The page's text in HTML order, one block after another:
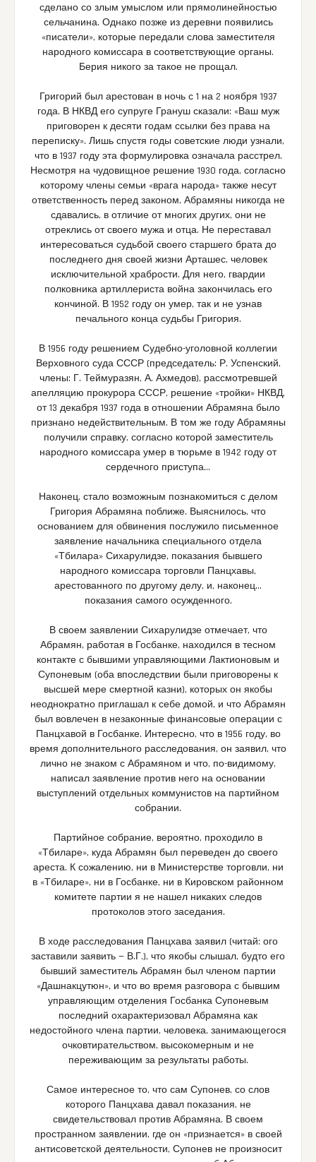
сделано со злым умыслом или прямолинейностью
сельчанина. Однако позже из деревни появились
«писатели», которые передали слова заместителя
народного комиссара в соответствующие органы.
Берия никого за такое не прощал.
Григорий был арестован в ночь с 1 на 2 ноября 1937
года. В НКВД его супруге Грануш сказали: «Ваш муж
приговорен к десяти годам ссылки без права на
переписку». Лишь спустя годы советские люди узнали,
что в 1937 году эта формулировка означала расстрел.
Несмотря на чудовищное решение 1930 года, согласно
которому члены семьи «врага народа» также несут
ответственность перед законом, Абрамяны никогда не
сдавались, в отличие от многих других, они не
отреклись от своего мужа и отца. Не переставал
интересоваться судьбой своего старшего брата до
последнего дня своей жизни Арташес, человек
исключительной храбрости. Для него, гвардии
полковника артиллериста война закончилась его
кончиной. В 1952 году он умер, так и не узнав
печального конца судьбы Григория.
В 1956 году решением Судебно-уголовной коллегии
Верховного суда СССР (председатель: Р. Успенский,
члены: Г. Теймуразян, А. Ахмедов), рассмотревшей
апелляцию прокурора СССР, решение «тройки» НКВД,
от 13 декабря 1937 года в отношении Абрамяна было
признано недействительным. В том же году Абрамяны
получили справку, согласно которой заместитель
народного комиссара умер в тюрьме в 1942 году от
сердечного приступа…
Наконец, стало возможным познакомиться с делом
Григория Абрамяна поближе. Выяснилось, что
основанием для обвинения послужило письменное
заявление начальника специального отдела
«Тбилара» Сихарулидзе, показания бывшего
народного комиссара торговли Панцхавы,
арестованного по другому делу, и, наконец…
показания самого осужденного.
В своем заявлении Сихарулидзе отмечает, что
Абрамян, работая в Госбанке, находился в тесном
контакте с бывшими управляющими Лактионовым и
Супоневым (оба впоследствии были приговорены к
высшей мере смертной казни), которых он якобы
неоднократно приглашал к себе домой, и что Абрамян
был вовлечен в незаконные финансовые операции с
Панцхавой в Госбанке. Интересно, что в 1956 году, во
время дополнительного расследования, он заявил, что
лично не знаком с Абрамяном и что, по-видимому,
написал заявление против него на основании
выступлений отдельных коммунистов на партийном
собрании.
Партийное собрание, вероятно, проходило в
«Тбиларе», куда Абрамян был переведен до своего
ареста. К сожалению, ни в Министерстве торговли, ни
в «Тбиларе», ни в Госбанке, ни в Кировском районном
комитете партии я не нашел никаких следов
протоколов этого заседания.
В ходе расследования Панцхава заявил (читай: ого
заставили заявить — В.Г.), что якобы слышал, будто его
бывший заместитель Абрамян был членом партии
«Дашнакцутюн», и что во время разговора с бывшим
управляющим отделения Госбанка Супоневым
последний охарактеризовал Абрамяна как
недостойного члена партии, человека, занимающегося
очковтирательством, высокомерным и не
переживающим за результаты работы.
Самое интересное то, что сам Супонев, со слов
которого Панцхава давал показания, не
свидетельствовал против Абрамяна. В своем
пространном заявлении, где он «признается» в своей
антисоветской деятельности, Супонев не произносит